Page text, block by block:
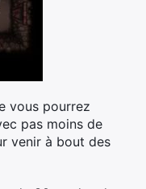
vous pourrez
pas moins de
venir à bout des